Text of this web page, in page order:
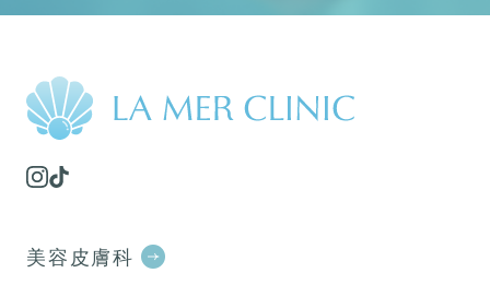
美容皮膚科